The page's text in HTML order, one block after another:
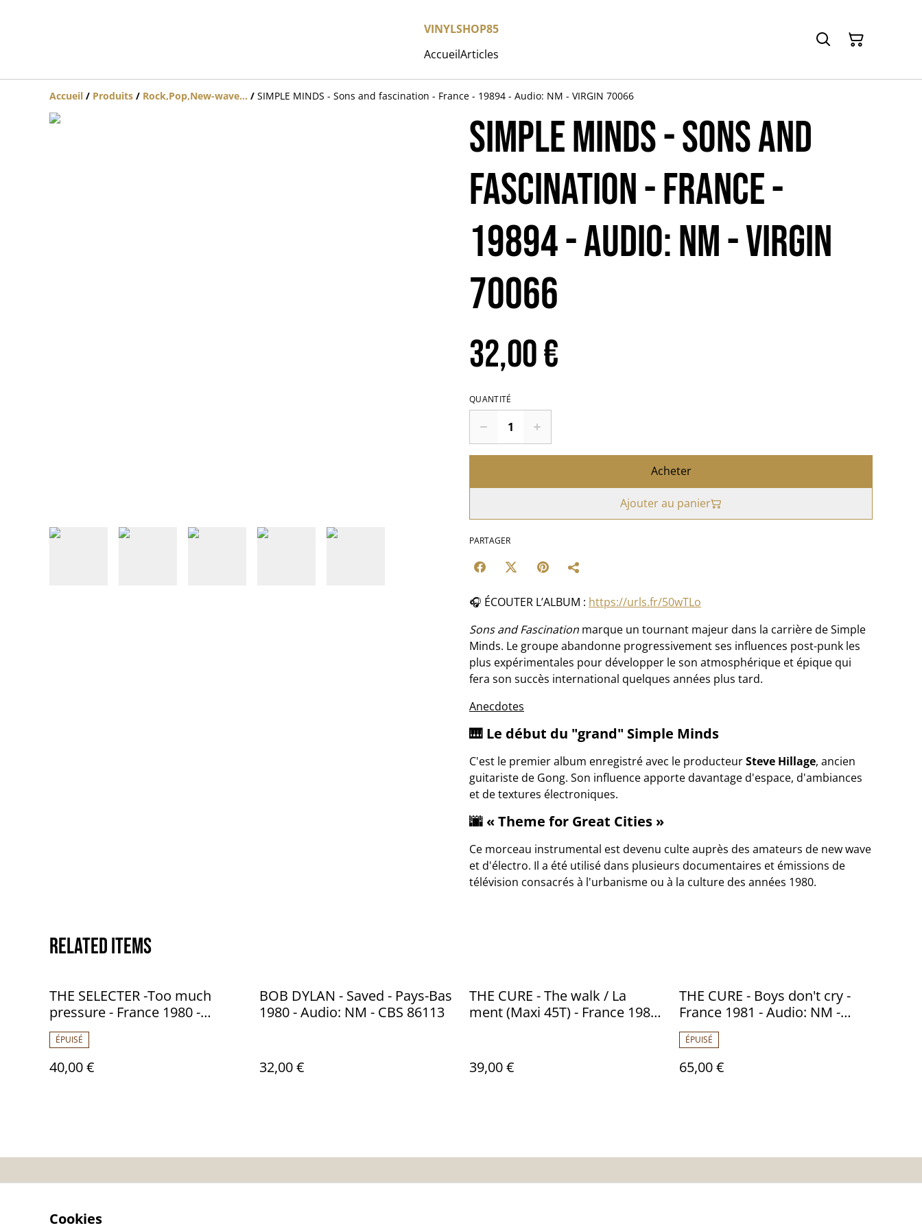
VINYLSHOP85
AccueilArticles
Accueil / Produits / Rock,Pop,New-wave... / SIMPLE MINDS - Sons and fascination - France - 19894 - Audio: NM - VIRGIN 70066
SIMPLE MINDS - Sons and
fascination - France -
19894 - Audio: NM - VIRGIN
70066
32,00 €
QUANTITÉ
Acheter
Ajouter au panier
PARTAGER
🎧 ÉCOUTER L’ALBUM : https://urls.fr/50wTLo
Sons and Fascination marque un tournant majeur dans la carrière de Simple
Minds. Le groupe abandonne progressivement ses influences post-punk les
plus expérimentales pour développer le son atmosphérique et épique qui
fera son succès international quelques années plus tard.
Anecdotes
🎹 Le début du "grand" Simple Minds
C'est le premier album enregistré avec le producteurSteve Hillage, ancien
guitariste de Gong. Son influence apporte davantage d'espace, d'ambiances
et de textures électroniques.
🌆 « Theme for Great Cities »
Ce morceau instrumental est devenu culte auprès des amateurs de new wave
et d'électro. Il a été utilisé dans plusieurs documentaires et émissions de
télévision consacrés à l'urbanisme ou à la culture des années 1980.
Related items
THE SELECTER -Too much
pressure - France 1980 -
Audio: NM - CHRYSALIS 6307
693
ÉPUISÉ
40,00 €
BOB DYLAN - Saved - Pays-Bas
1980 - Audio: NM - CBS 86113
32,00 €
THE CURE - The walk / La
ment (Maxi 45T) - France 1983
39,00 €
THE CURE - Boys don't cry -
France 1981 - Audio: NM -
ÉPUISÉ
65,00 €
Cookies